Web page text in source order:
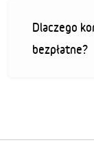
Dlaczego
bezpłatne?